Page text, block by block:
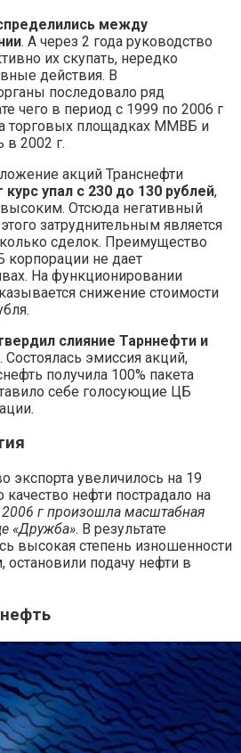
между
. А через 2 года руководство
их скупать, нередко
действия. В
последовало ряд
чего в период с 1999 по 2006 г
торговых площадках ММВБ и
в 2002 г.
акций Транснефти
курс упал с 230 до 130 рублей,
высоким. Отсюда негативный
затруднительным является
сделок. Преимущество
корпорации не дает
На функционировании
снижение стоимости
слияние Тарннефти и
. Состоялась эмиссия акций,
получила 100% пакета
себе голосующие ЦБ
экспорта увеличилось на 19
качество нефти пострадало на
г произошла масштабная
«Дружба». В результате
высокая степень изношенности
остановили подачу нефти в